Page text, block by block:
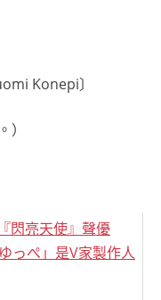
Konepi〕